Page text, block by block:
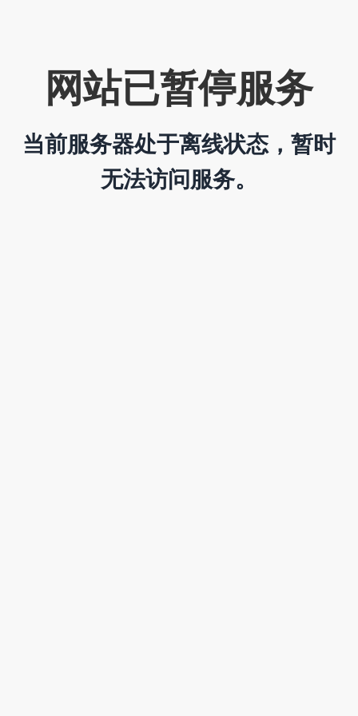
网站已暂停服务
当前服务器处于离线状态，暂时
无法访问服务。